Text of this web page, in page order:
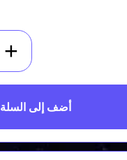
+
Add to cart | أضف إلى السلة